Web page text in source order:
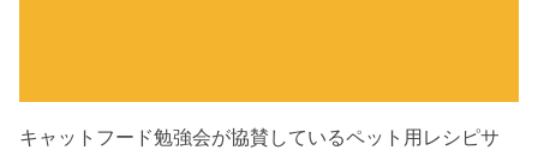
キャットフード勉強会が協賛しているペット用レシピサ